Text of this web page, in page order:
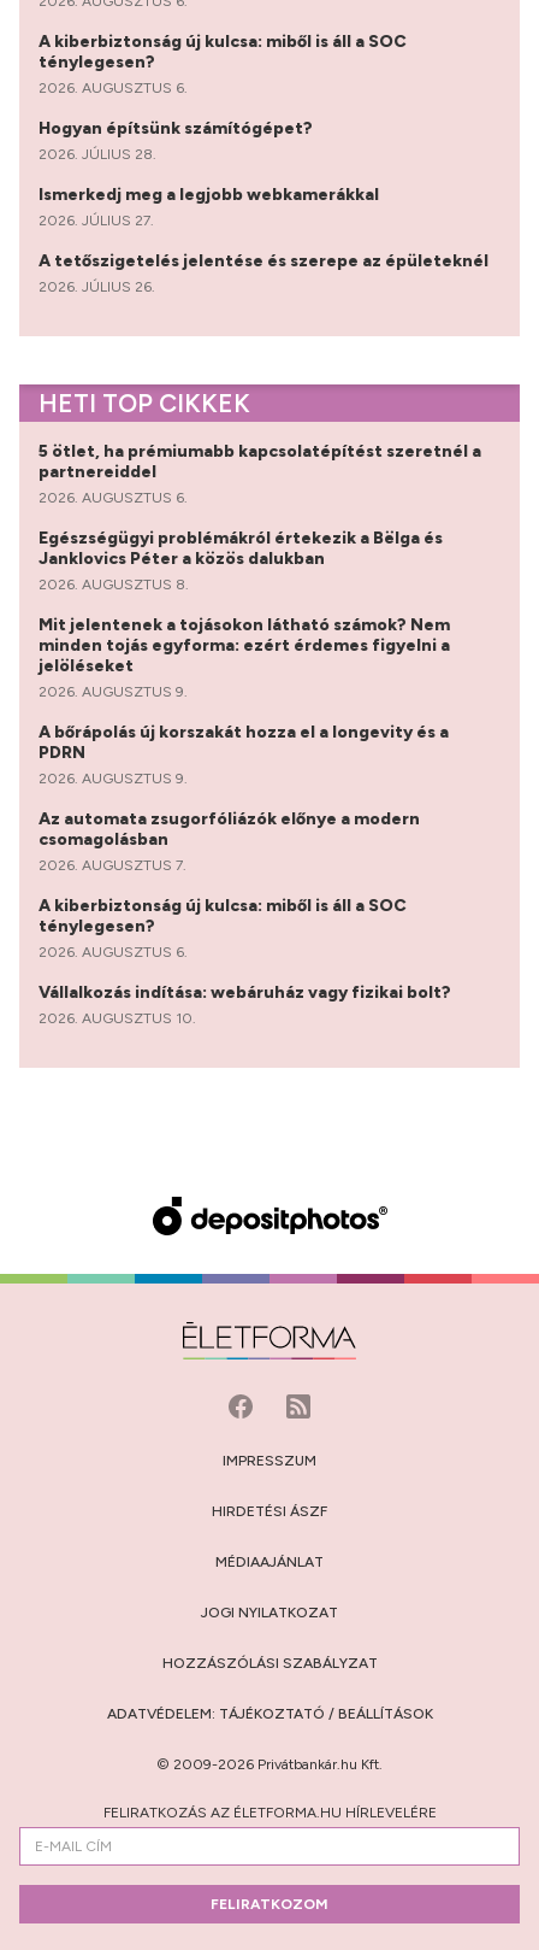
A kiberbiztonság új kulcsa: miből is áll a SOC
ténylegesen?
2026. AUGUSZTUS 6.
Hogyan építsünk számítógépet?
2026. JÚLIUS 28.
Ismerkedj meg a legjobb webkamerákkal
2026. JÚLIUS 27.
A tetőszigetelés jelentése és szerepe az épületeknél
2026. JÚLIUS 26.
HETI TOP CIKKEK
5 ötlet, ha prémiumabb kapcsolatépítést szeretnél a
partnereiddel
2026. AUGUSZTUS 6.
Egészségügyi problémákról értekezik a Bëlga és
Janklovics Péter a közös dalukban
2026. AUGUSZTUS 8.
Mit jelentenek a tojásokon látható számok? Nem
minden tojás egyforma: ezért érdemes figyelni a
jelöléseket
2026. AUGUSZTUS 9.
A bőrápolás új korszakát hozza el a longevity és a
PDRN
2026. AUGUSZTUS 9.
Az automata zsugorfóliázók előnye a modern
csomagolásban
2026. AUGUSZTUS 7.
A kiberbiztonság új kulcsa: miből is áll a SOC
ténylegesen?
2026. AUGUSZTUS 6.
Vállalkozás indítása: webáruház vagy fizikai bolt?
2026. AUGUSZTUS 10.
IMPRESSZUM
HIRDETÉSI ÁSZF
MÉDIAAJÁNLAT
JOGI NYILATKOZAT
HOZZÁSZÓLÁSI SZABÁLYZAT
ADATVÉDELEM: TÁJÉKOZTATÓ / BEÁLLÍTÁSOK
© 2009-2026 Privátbankár.hu Kft.
FELIRATKOZÁS AZ ÉLETFORMA.HU HÍRLEVELÉRE
FELIRATKOZOM